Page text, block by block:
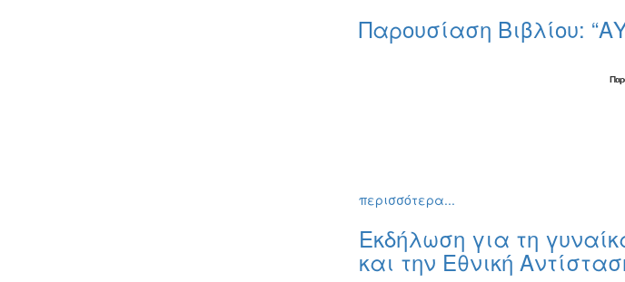
Παρουσίαση Βιβλίου:
περισσότερα...
Εκδήλωση για τη
και την Εθνική